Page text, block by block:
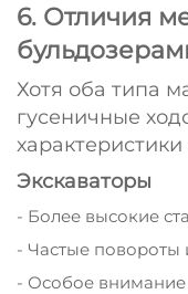
6. Отличия
Хотя оба типа
гусеничные
Экскаваторы
- Более высокие
- Частые повороты
- Особое внимание